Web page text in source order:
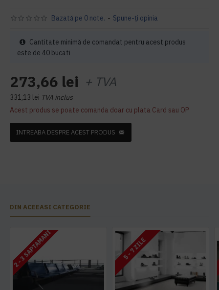
Bazată pe 0 note. - Spune-ţi opinia
273,66 lei + TVA
331,13 lei TVA inclus
Acest produs se poate comanda doar cu plata Card sau OP
Cantitate minimă de comandat pentru acest produs
este de 40 bucati
INTREABA DESPRE ACEST PRODUS
DIN ACEEASI CATEGORIE
2 - 3 SAPTAMANI 5 - 7 ZILE